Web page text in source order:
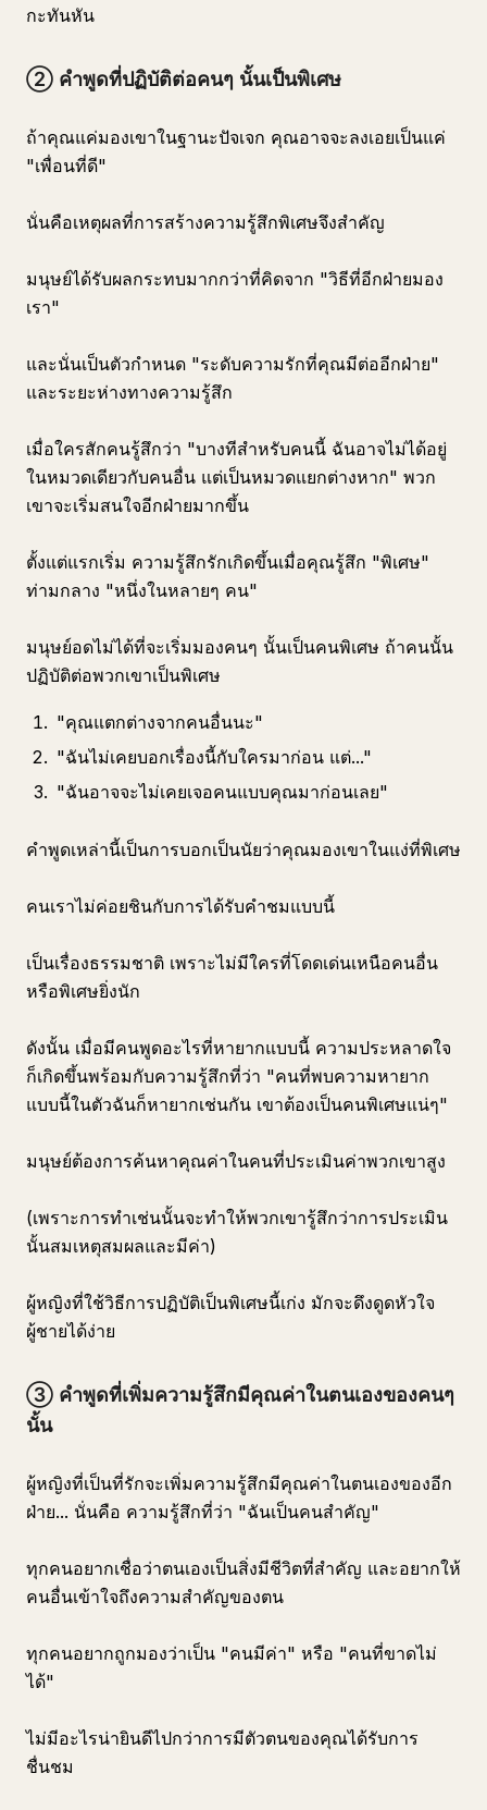
กะทันหัน
② คำพูดที่ปฏิบัติต่อคนๆ นั้นเป็นพิเศษ
ถ้าคุณแค่มองเขาในฐานะปัจเจก คุณอาจจะลงเอยเป็นแค่
"เพื่อนที่ดี"
นั่นคือเหตุผลที่การสร้างความรู้สึกพิเศษจึงสำคัญ
มนุษย์ได้รับผลกระทบมากกว่าที่คิดจาก "วิธีที่อีกฝ่ายมอง
เรา"
และนั่นเป็นตัวกำหนด "ระดับความรักที่คุณมีต่ออีกฝ่าย"
และระยะห่างทางความรู้สึก
เมื่อใครสักคนรู้สึกว่า "บางทีสำหรับคนนี้ ฉันอาจไม่ได้อยู่
ในหมวดเดียวกับคนอื่น แต่เป็นหมวดแยกต่างหาก" พวก
เขาจะเริ่มสนใจอีกฝ่ายมากขึ้น
ตั้งแต่แรกเริ่ม ความรู้สึกรักเกิดขึ้นเมื่อคุณรู้สึก "พิเศษ"
ท่ามกลาง "หนึ่งในหลายๆ คน"
มนุษย์อดไม่ได้ที่จะเริ่มมองคนๆ นั้นเป็นคนพิเศษ ถ้าคนนั้น
ปฏิบัติต่อพวกเขาเป็นพิเศษ
"คุณแตกต่างจากคนอื่นนะ"
"ฉันไม่เคยบอกเรื่องนี้กับใครมาก่อน แต่..."
"ฉันอาจจะไม่เคยเจอคนแบบคุณมาก่อนเลย"
คำพูดเหล่านี้เป็นการบอกเป็นนัยว่าคุณมองเขาในแง่ที่พิเศษ
คนเราไม่ค่อยชินกับการได้รับคำชมแบบนี้
เป็นเรื่องธรรมชาติ เพราะไม่มีใครที่โดดเด่นเหนือคนอื่น
หรือพิเศษยิ่งนัก
ดังนั้น เมื่อมีคนพูดอะไรที่หายากแบบนี้ ความประหลาดใจ
ก็เกิดขึ้นพร้อมกับความรู้สึกที่ว่า "คนที่พบความหายาก
แบบนี้ในตัวฉันก็หายากเช่นกัน เขาต้องเป็นคนพิเศษแน่ๆ"
มนุษย์ต้องการค้นหาคุณค่าในคนที่ประเมินค่าพวกเขาสูง
(เพราะการทำเช่นนั้นจะทำให้พวกเขารู้สึกว่าการประเมิน
นั้นสมเหตุสมผลและมีค่า)
ผู้หญิงที่ใช้วิธีการปฏิบัติเป็นพิเศษนี้เก่ง มักจะดึงดูดหัวใจ
ผู้ชายได้ง่าย
③ คำพูดที่เพิ่มความรู้สึกมีคุณค่าในตนเองของคนๆ
นั้น
ผู้หญิงที่เป็นที่รักจะเพิ่มความรู้สึกมีคุณค่าในตนเองของอีก
ฝ่าย... นั่นคือ ความรู้สึกที่ว่า "ฉันเป็นคนสำคัญ"
ทุกคนอยากเชื่อว่าตนเองเป็นสิ่งมีชีวิตที่สำคัญ และอยากให้
คนอื่นเข้าใจถึงความสำคัญของตน
ทุกคนอยากถูกมองว่าเป็น "คนมีค่า" หรือ "คนที่ขาดไม่
ได้"
ไม่มีอะไรน่ายินดีไปกว่าการมีตัวตนของคุณได้รับการ
ชื่นชม